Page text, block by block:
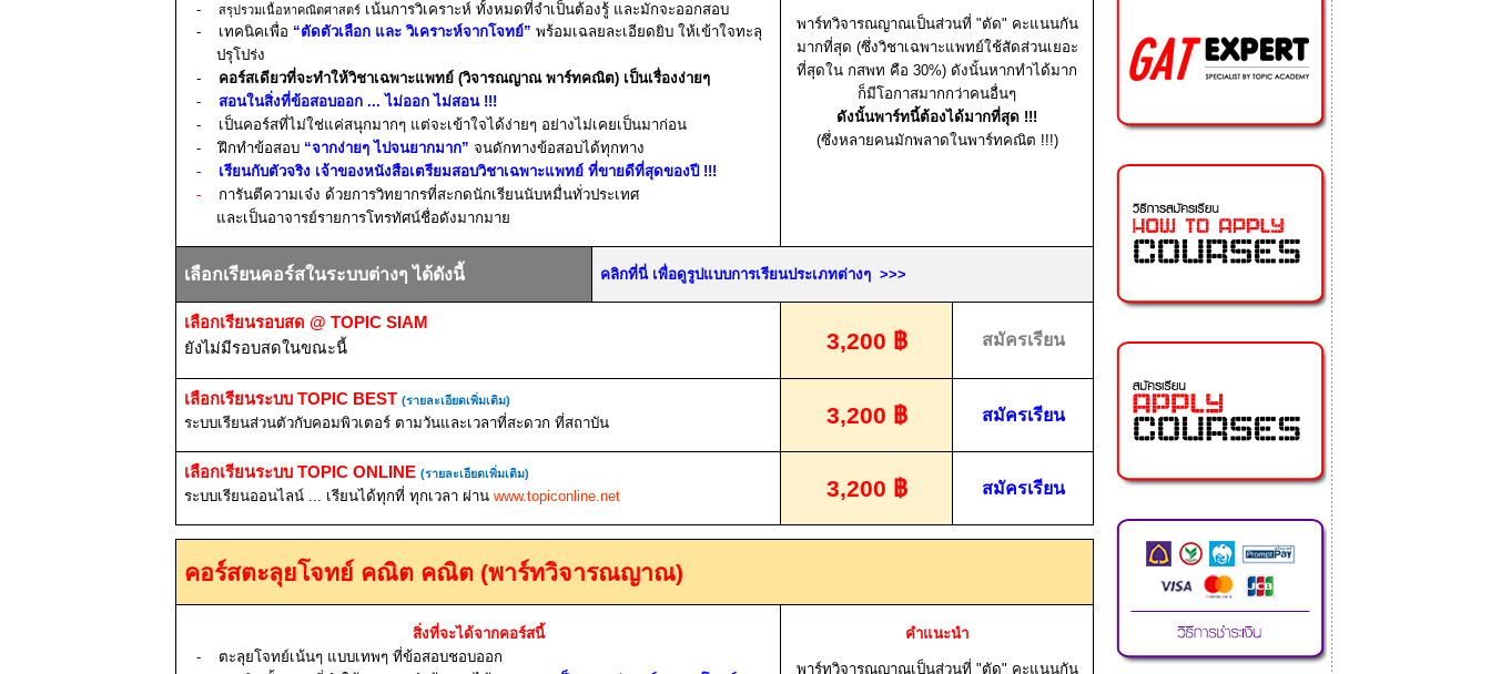
-
สรุปรวมเนื้อหาคณิตศาสตร์ เน้นการวิเคราะห์ ทั้งหมดที่จำเป็นต้องรู้ และมักจะออกสอบ
-
เทคนิคเพื่อ “ตัดตัวเลือก และ วิเคราะห์จากโจทย์” พร้อมเฉลยละเอียดยิบ ให้เข้าใจทะลุ
ปรุโปร่ง
-
คอร์สเดียวที่จะทำให้วิชาเฉพาะแพทย์ (วิจารณญาณ พาร์ทคณิต) เป็นเรื่องง่ายๆ
-
สอนในสิ่งที่ข้อสอบออก ... ไม่ออก ไม่สอน !!!
-
เป็นคอร์สที่ไม่ใช่แค่สนุกมากๆ แต่จะเข้าใจได้ง่ายๆ อย่างไม่เคยเป็นมาก่อน
-
ฝึกทำข้อสอบ “จากง่ายๆ ไปจนยากมาก” จนดักทางข้อสอบได้ทุกทาง
-
เรียนกับตัวจริง เจ้าของหนังสือเตรียมสอบวิชาเฉพาะแพทย์ ที่ขายดีที่สุดของปี !!!
-
การันตีความเจ๋ง ด้วยการวิทยากรที่สะกดนักเรียนนับหมื่นทั่วประเทศ
และเป็นอาจารย์รายการโทรทัศน์ชื่อดังมากมาย
พาร์ทวิจารณญาณเป็นส่วนที่ "ตัด" คะแนนกัน
มากที่สุด (ซึ่งวิชาเฉพาะแพทย์ใช้สัดส่วนเยอะ
ที่สุดใน กสพท คือ 30%) ดังนั้นหากทำได้มาก
ก็มีโอกาสมากกว่าคนอื่นๆ
ดังนั้นพาร์ทนี้ต้องได้มากที่สุด !!!
(ซึ่งหลายคนมักพลาดในพาร์ทคณิต !!!)
เลือกเรียนคอร์สในระบบต่างๆ ได้ดังนี้ คลิกที่นี่ เพื่อดูรูปแบบการเรียนประเภทต่างๆ>>>
เลือกเรียนรอบสด@ TOPIC SIAM
ยังไม่มีรอบสดในขณะนี้
3,200 ฿ สมัครเรียน
เลือกเรียนระบบTOPIC BEST (รายละเอียดเพิ่มเติม)
ระบบเรียนส่วนตัวกับคอมพิวเตอร์ ตามวันและเวลาที่สะดวก ที่สถาบัน 3,200 ฿ สมัครเรียน
เลือกเรียนระบบTOPIC ONLINE (รายละเอียดเพิ่มเติม)
ระบบเรียนออนไลน์ ... เรียนได้ทุกที่ ทุกเวลา ผ่านwww.topiconline.net 3,200 ฿ สมัครเรียน
คอร์สตะลุยโจทย์ คณิต คณิต (พาร์ทวิจารณญาณ)
สิ่งที่จะได้จากคอร์สนี้
-
ตะลุยโจทย์เน้นๆ แบบเทพๆ ที่ข้อสอบชอบออก
คำแนะนำ
พาร์ทวิจารณญาณเป็นส่วนที่ "ตัด" คะแนนกัน